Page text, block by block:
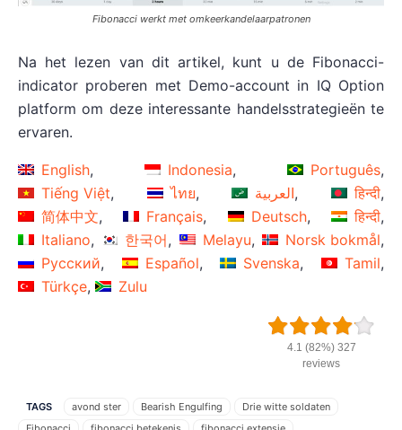
Fibonacci werkt met omkeerkandelaarpatronen
Na het lezen van dit artikel, kunt u de Fibonacci-
indicator proberen met Demo-account in IQ Option
platform om deze interessante handelsstrategieën te
ervaren.
English Indonesia
Português
Tiếng Việt
ไทย العربية
हिन्दी
简体中文
Français Deutsch
हिन्दी
Italiano
한국어 Melayu
Norsk bokmål
Русский
Español Svenska
Tamil
Türkçe
Zulu
4.1 (82%) 327
reviews
TAGS avond ster Bearish Engulfing
Drie witte soldaten